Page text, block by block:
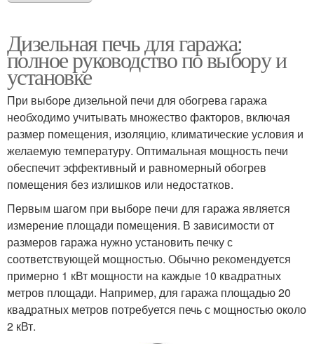
Дизельная печь для гаража:
полное руководство по выбору и
установке
При выборе дизельной печи для обогрева гаража
необходимо учитывать множество факторов, включая
размер помещения, изоляцию, климатические условия и
желаемую температуру. Оптимальная мощность печи
обеспечит эффективный и равномерный обогрев
помещения без излишков или недостатков.
Первым шагом при выборе печи для гаража является
измерение площади помещения. В зависимости от
размеров гаража нужно установить печку с
соответствующей мощностью. Обычно рекомендуется
примерно 1 кВт мощности на каждые 10 квадратных
метров площади. Например, для гаража площадью 20
квадратных метров потребуется печь с мощностью около
2 кВт.